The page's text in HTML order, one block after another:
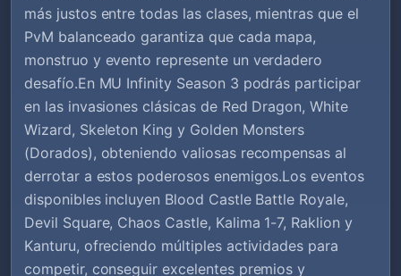
más justos entre todas las clases, mientras que el
PvM balanceado garantiza que cada mapa,
monstruo y evento represente un verdadero
desafío.En MU Infinity Season 3 podrás participar
en las invasiones clásicas de Red Dragon, White
Wizard, Skeleton King y Golden Monsters
(Dorados), obteniendo valiosas recompensas al
derrotar a estos poderosos enemigos.Los eventos
disponibles incluyen Blood Castle Battle Royale,
Devil Square, Chaos Castle, Kalima 1-7, Raklion y
Kanturu, ofreciendo múltiples actividades para
competir, conseguir excelentes premios y